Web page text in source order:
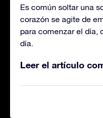
Es común soltar una
corazón se agite de
para comenzar el día,
día.
Leer el artículo